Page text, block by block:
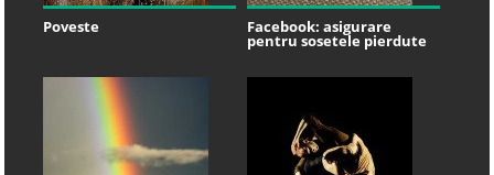
Poveste Facebook: asigurare
pentru sosetele pierdute